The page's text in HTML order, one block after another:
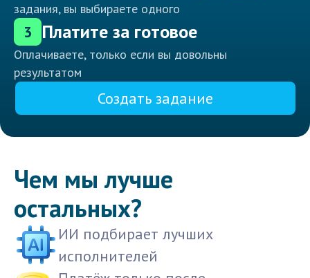
задания, вы выбираете одного
3 Платите за готовое
Оплачиваете, только если вы довольны
результатом
Создать задание
Чем мы лучше
остальных?
ИИ подбирает лучших
исполнителей